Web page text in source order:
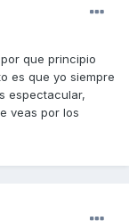
que principio
es que yo siempre
espectacular,
veas por los